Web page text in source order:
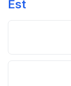
Est